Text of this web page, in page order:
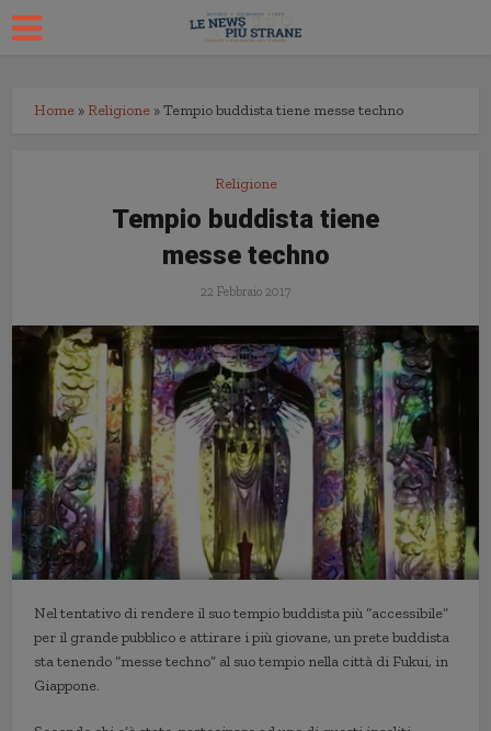
Home » Religione »Tempio buddista tiene messe techno
Religione
Tempio buddista tiene
messe techno
22 Febbraio 2017
Nel tentativo di rendere il suo tempio buddista più “accessibile”
per il grande pubblico e attirare i più giovane, un prete buddista
sta tenendo “messe techno” al suo tempio nella città di Fukui, in
Giappone.